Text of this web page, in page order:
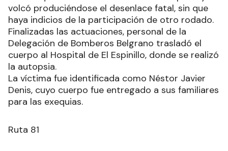
volcó produciéndose el desenlace fatal, sin que
haya indicios de la participación de otro rodado.
Finalizadas las actuaciones, personal de la
Delegación de Bomberos Belgrano trasladó el
cuerpo al Hospital de El Espinillo, donde se realizó
la autopsia.
La víctima fue identificada como Néstor Javier
Denis, cuyo cuerpo fue entregado a sus familiares
para las exequias.
Ruta 81